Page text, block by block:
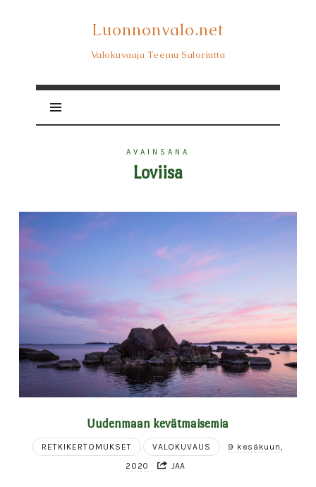
Luonnonvalo.net
Luonnonvalo.net
Valokuvaaja Teemu Saloriutta
AVAINSANA
Loviisa
Uudenmaan kevätmaisemia
RETKIKERTOMUKSET VALOKUVAUS
9 kesäkuun,
2020
JAA